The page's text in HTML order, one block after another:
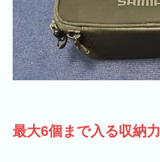
最大6個まで入る収納力